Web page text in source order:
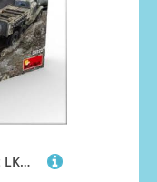
MiniArt 35272 1:35 Sov. 2t LKW 6x4 m. 76mm USV-BR Pak - originalgetreue Nachbildung, Modellbau, Plastik Bausatz, Basteln, Hobby, Kleben, Modellbausatz, Zusammenbauen, unlackiert